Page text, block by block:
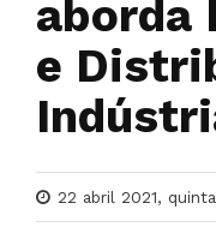
aborda
e
22 abril 2021,